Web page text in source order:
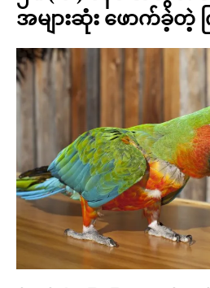
အများဆုံး ဖောက်ခဲ့တဲ့